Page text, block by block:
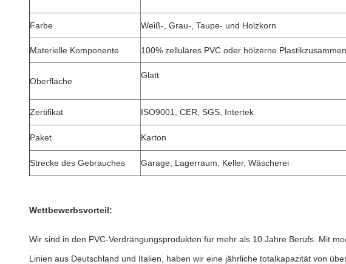
Farbe Weiß-, Grau-, Taupe- und Holzkorn
Materielle Komponente 100% zelluläres PVC oder hölzerne
Oberfläche
Glatt
Zertifikat ISO9001, CER, SGS, Intertek
Paket Karton
Strecke des Gebrauches Garage, Lagerraum, Keller, Wäscherei
Wettbewerbsvorteil:
Wir sind in den PVC-Verdrängungsprodukten für mehr als 10 Jahre Berufs. Mit
Linien aus Deutschland und Italien, haben wir eine jährliche totalkapazität von